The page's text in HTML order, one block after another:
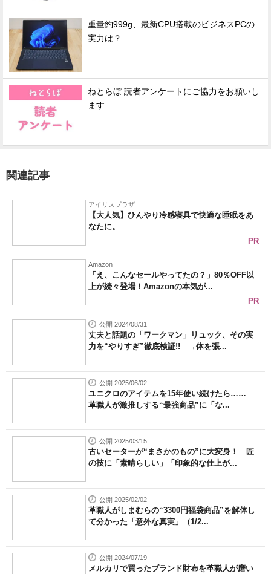
重量約999g、最新CPU搭載のビジネスPCの
実力は？
ねとらぼ 読者アンケートにご協力をお願いし
ます
関連記事
アイリスプラザ
【大人気】ひんやり冷感寝具で快適な睡眠をあ
なたに。
PR
Amazon
「え、こんなセールやってたの？」80％OFF以
上が続々登場！Amazonの本気が...
PR
公開 2024/08/31
丈夫と話題の「ワークマン」リュック、その実
力を“やりすぎ”徹底検証!! →体を張...
公開 2025/06/02
ユニクロのアイテムを15年使い続けたら……
革職人が激推しする“最強商品”に「な...
公開 2025/03/15
古いセーターが“まさかのもの”に大変身！ 匠
の技に「素晴らしい」「印象的な仕上が...
公開 2025/02/02
革職人がしまむらの“3300円福袋商品”を解体し
て分かった「意外な真実」（1/2...
公開 2024/07/19
メルカリで買ったブランド財布を革職人が磨い